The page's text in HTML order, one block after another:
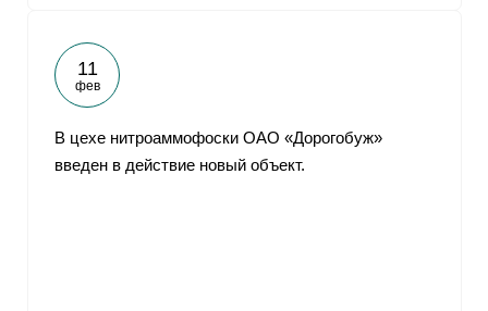
11
фев
В цехе нитроаммофоски ОАО «Дорогобуж»
введен в действие новый объект.